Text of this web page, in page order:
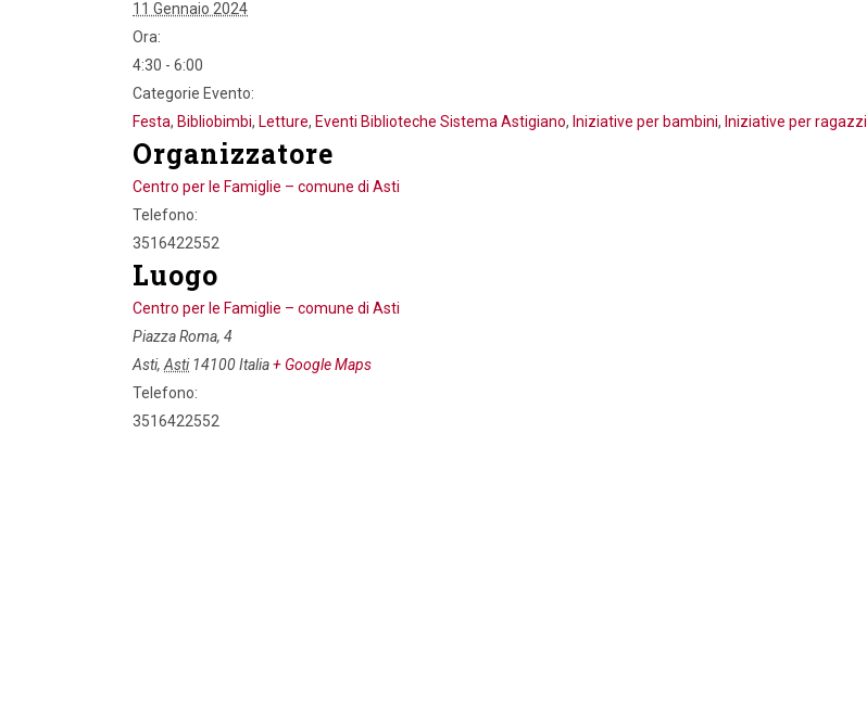
11 Gennaio 2024
Ora:
4:30 - 6:00
Categorie Evento:
Festa, Bibliobimbi, Letture, Eventi Biblioteche Sistema Astigiano, Iniziative per bambini, Iniziative per ragazzi
Organizzatore
Centro per le Famiglie – comune di Asti
Telefono:
3516422552
Luogo
Centro per le Famiglie – comune di Asti
Piazza Roma, 4
Asti, Asti 14100Italia+ Google Maps
Telefono:
3516422552